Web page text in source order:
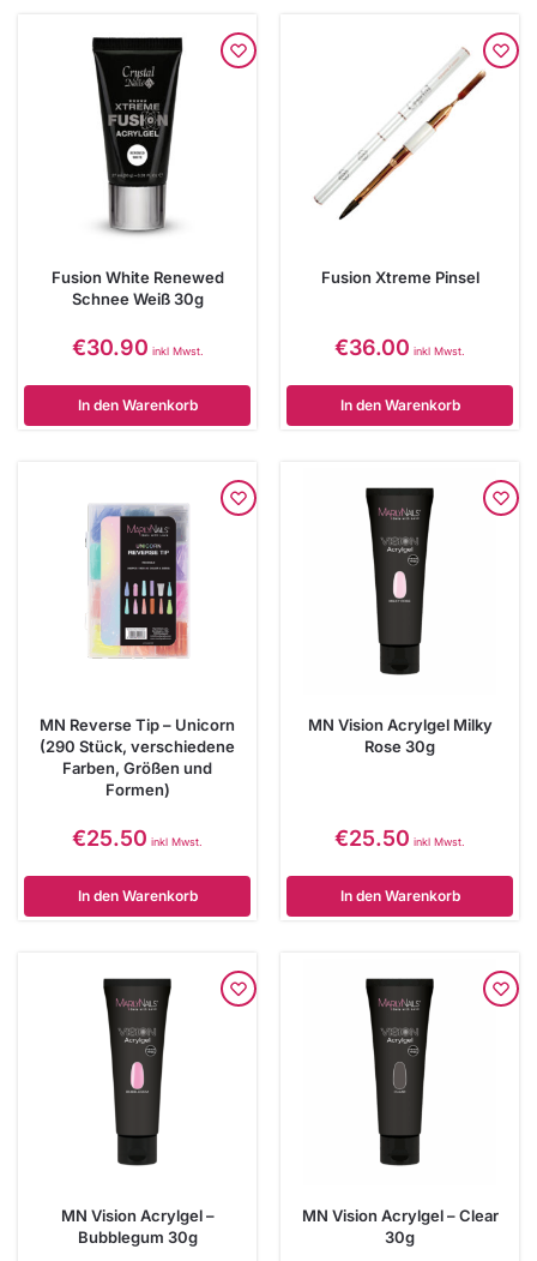
Fusion White Renewed
Schnee Weiß 30g
€30.90 inkl Mwst.
In den Warenkorb
Fusion Xtreme Pinsel
€36.00 inkl Mwst.
In den Warenkorb
MN Reverse Tip – Unicorn
(290 Stück, verschiedene
Farben, Größen und
Formen)
€25.50 inkl Mwst.
In den Warenkorb
MN Vision Acrylgel Milky
Rose 30g
€25.50 inkl Mwst.
In den Warenkorb
MN Vision Acrylgel –
Bubblegum 30g
MN Vision Acrylgel – Clear
30g